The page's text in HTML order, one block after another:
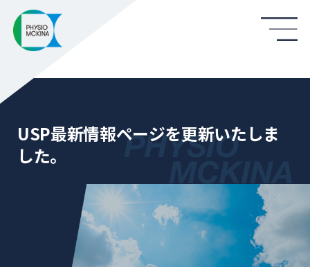
USP最新情報ページを更新いたしま
した。